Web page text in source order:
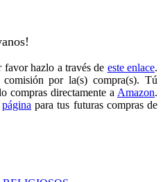
favor hazlo a través de este enlace.
por la(s) compra(s). Tú
compras directamente a Amazon.
página para tus futuras compras de